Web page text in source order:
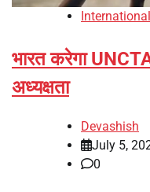
भारत करेगा
अध्यक्षता
Devashish
July 5,
0